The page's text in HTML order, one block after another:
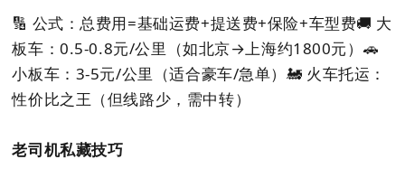
🔢 公式：总费用=基础运费+提送费+保险+车型费🚚 大
板车：0.5-0.8元/公里（如北京→上海约1800元） 🚗
小板车：3-5元/公里（适合豪车/急单） 🚂 火车托运：
性价比之王（但线路少，需中转）
老司机私藏技巧